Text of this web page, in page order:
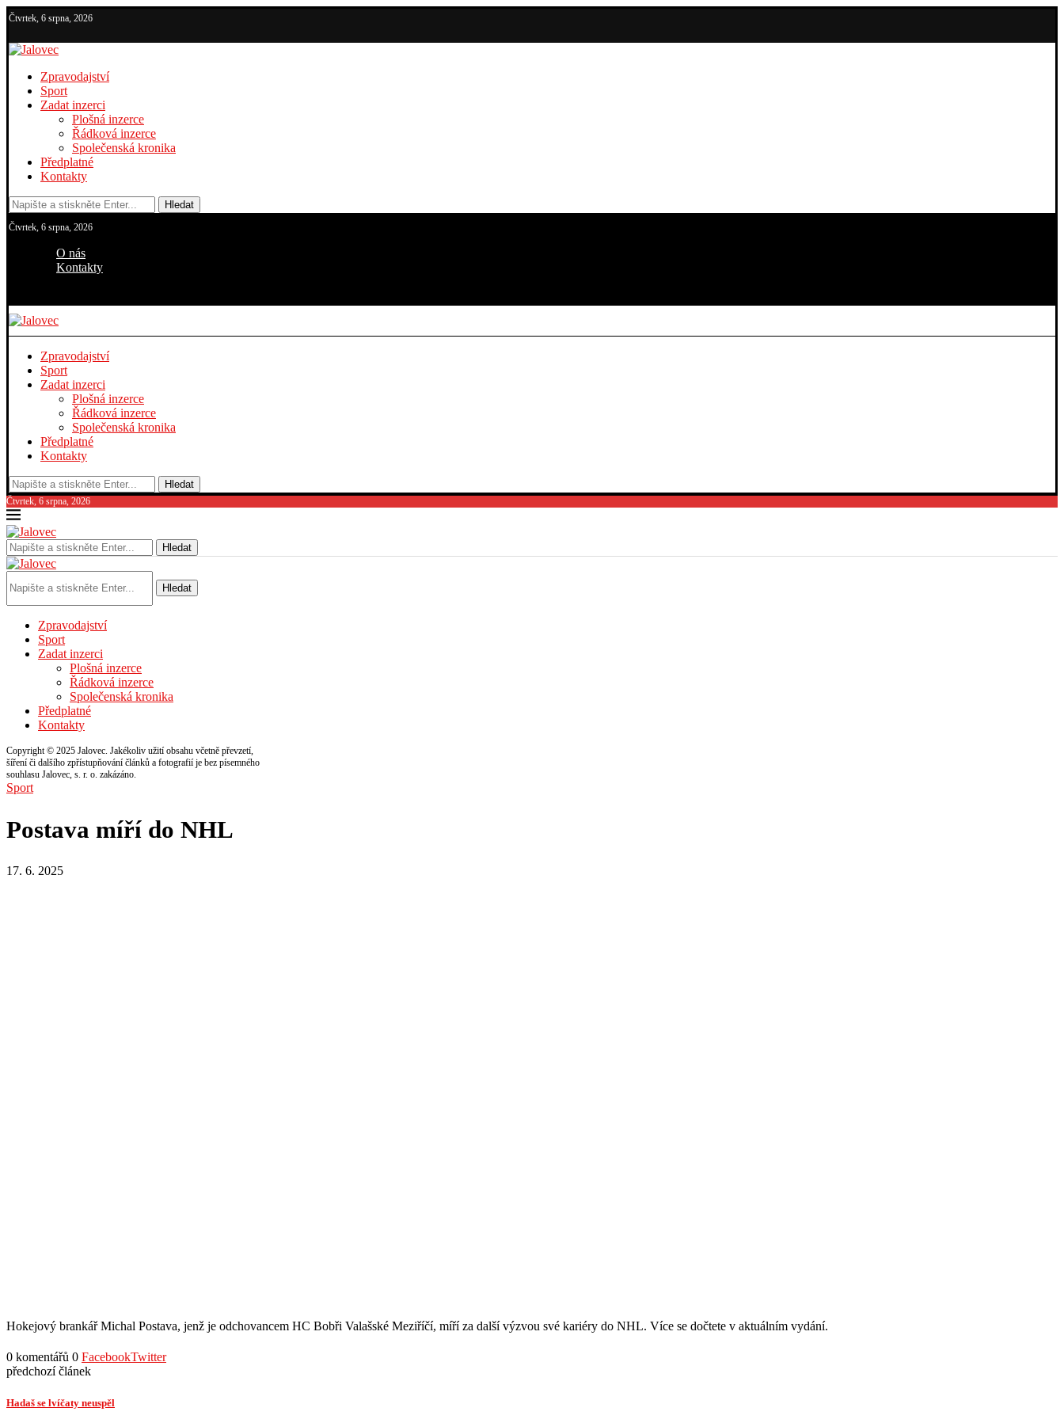
Čtvrtek, 6 srpna, 2026
Zpravodajství
Sport
Zadat inzerci
Plošná inzerce
Řádková inzerce
Společenská kronika
Předplatné
Kontakty
Hledat
Čtvrtek, 6 srpna, 2026
O nás
Kontakty
Zpravodajství
Sport
Zadat inzerci
Plošná inzerce
Řádková inzerce
Společenská kronika
Předplatné
Kontakty
Hledat
Čtvrtek, 6 srpna, 2026
Hledat
Hledat
Zpravodajství
Sport
Zadat inzerci
Plošná inzerce
Řádková inzerce
Společenská kronika
Předplatné
Kontakty
Copyright © 2025 Jalovec. Jakékoliv užití obsahu včetně převzetí,
šíření či dalšího zpřístupňování článků a fotografií je bez písemného
souhlasu Jalovec, s. r. o. zakázáno.
Sport
Postava míří do NHL
17. 6. 2025
Hokejový brankář Michal Postava, jenž je odchovancem HC Bobři Valašské Meziříčí, míří za další výzvou své kariéry do NHL. Více se dočtete v aktuálním vydání.
0 komentářů 0 FacebookTwitter
předchozí článek
Hadaš se lvíčaty neuspěl